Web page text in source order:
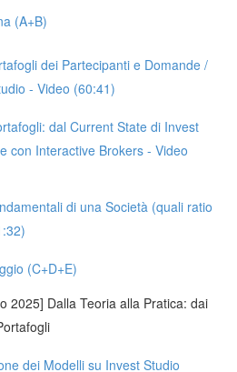
(A+B)
dei Partecipanti e Domande /
- Video (60:41)
dal Current State di Invest
con Interactive Brokers - Video
di una Società (quali ratio
(C+D+E)
2025] Dalla Teoria alla Pratica: dai
dei Modelli su Invest Studio